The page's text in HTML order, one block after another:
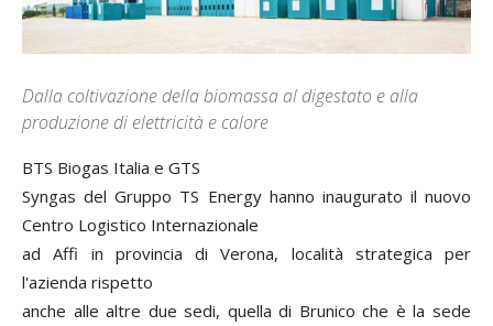
Dalla coltivazione della biomassa al digestato e alla
produzione di elettricità e calore
BTS Biogas Italia e GTS
Syngas del Gruppo TS Energy hanno inaugurato il nuovo
Centro Logistico Internazionale
ad Affi in provincia di Verona, località strategica per
l'azienda rispetto
anche alle altre due sedi, quella di Brunico che è la sede